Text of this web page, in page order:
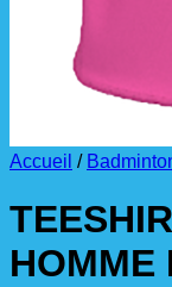
Accueil /
HOMME